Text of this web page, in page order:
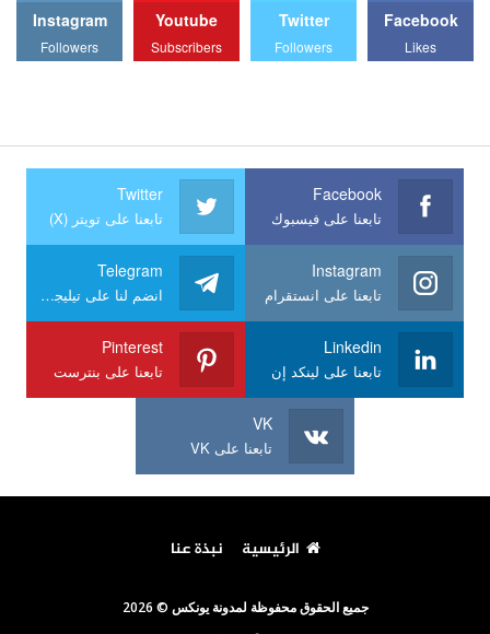
Facebook
Likes
Twitter
Followers
Youtube
Subscribers
Instagram
Followers
Facebook
تابعنا على فيسبوك
Twitter
تابعنا على تويتر (X)
Instagram
تابعنا على انستقرام
Telegram
انضم لنا على تيليجرام
Linkedin
تابعنا على لينكد إن
Pinterest
تابعنا على بنترست
VK
تابعنا على VK
الرئيسية نبذة عنا
جميع الحقوق محفوظة لمدونة يونكس © 2026